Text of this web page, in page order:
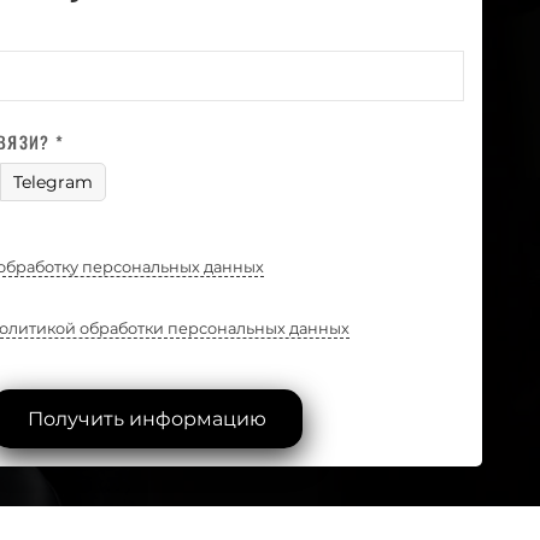
*
Telegram
персональных данных
обработки персональных данных
Получить информацию